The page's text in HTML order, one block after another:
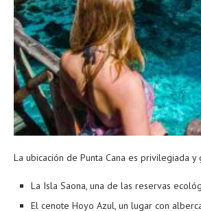
La ubicación de Punta Cana es privilegiada
La Isla Saona, una de las reservas
El cenote Hoyo Azul, un lugar con